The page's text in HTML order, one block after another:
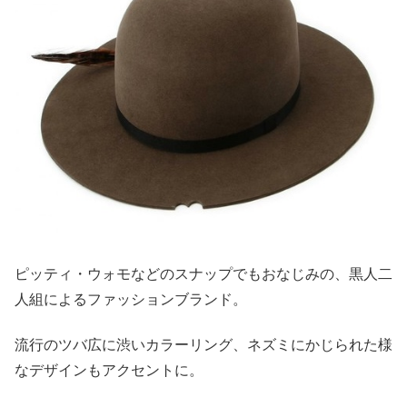
ピッティ・ウォモなどのスナップでもおなじみの、黒人二
人組によるファッションブランド。
流行のツバ広に渋いカラーリング、ネズミにかじられた様
なデザインもアクセントに。